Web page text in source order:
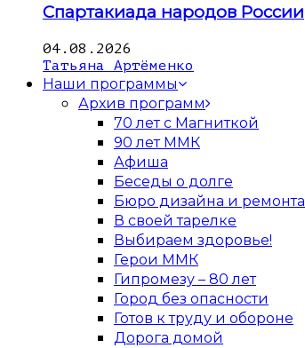
Спартакиада народов России
04.08.2026
Татьяна Артёменко
Наши программы
Архив программ
70 лет с Магниткой
90 лет ММК
Афиша
Беседы о долге
Бюро дизайна и ремонта
В своей тарелке
Выбираем здоровье!
Герои ММК
Гипромезу – 80 лет
Город без опасности
Готов к труду и обороне
Дорога домой